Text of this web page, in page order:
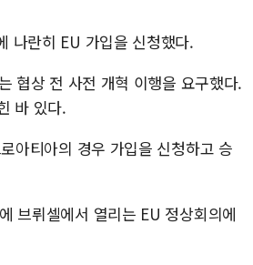
나란히 EU 가입을 신청했다.
협상 전 사전 개혁 이행을 요구했다.
바 있다.
아티아의 경우 가입을 신청하고 승
브뤼셀에서 열리는 EU 정상회의에